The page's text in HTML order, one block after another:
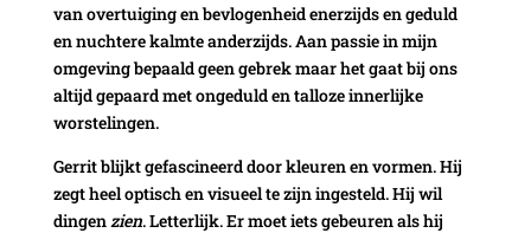
van overtuiging en bevlogenheid enerzijds en geduld
en nuchtere kalmte anderzijds. Aan passie in mijn
omgeving bepaald geen gebrek maar het gaat bij ons
altijd gepaard met ongeduld en talloze innerlijke
worstelingen.
Gerrit blijkt gefascineerd door kleuren en vormen. Hij
zegt heel optisch en visueel te zijn ingesteld. Hij wil
dingenzien. Letterlijk. Er moet iets gebeuren als hij